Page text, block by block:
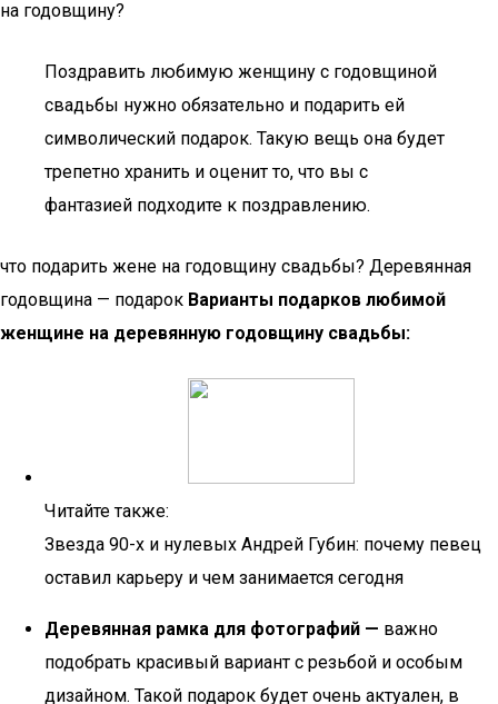
на годовщину?
Поздравить любимую женщину с годовщиной
свадьбы нужно обязательно и подарить ей
символический подарок. Такую вещь она будет
трепетно хранить и оценит то, что вы с
фантазией подходите к поздравлению.
что подарить жене на годовщину свадьбы? Деревянная
годовщина — подарок Варианты подарков любимой
женщине на деревянную годовщину свадьбы:
Читайте также:
Звезда 90-х и нулевых Андрей Губин: почему певец
оставил карьеру и чем занимается сегодня
Деревянная рамка для фотографий — важно
подобрать красивый вариант с резьбой и особым
дизайном. Такой подарок будет очень актуален, в